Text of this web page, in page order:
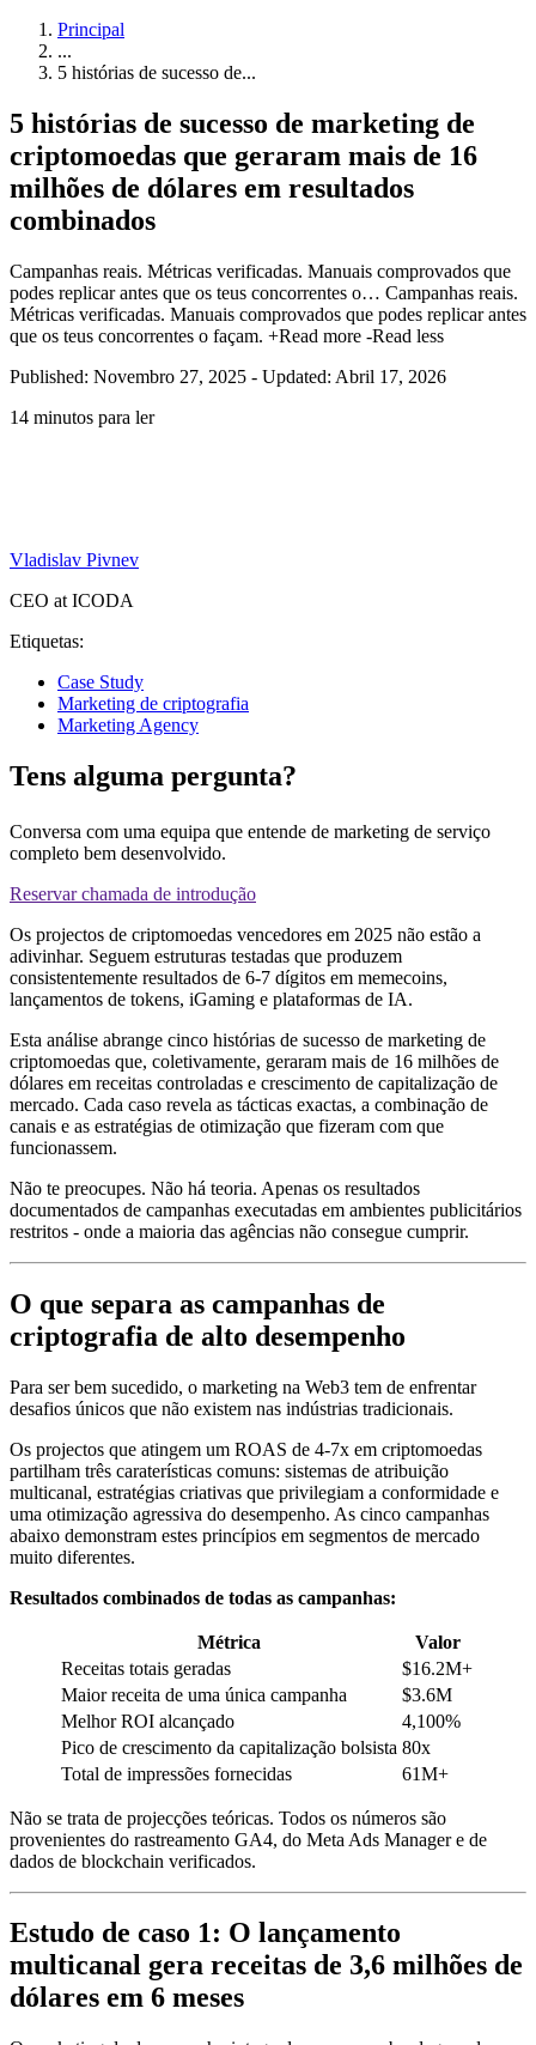
Principal
...
5 histórias de sucesso de...
5 histórias de sucesso de marketing de
criptomoedas que geraram mais de 16
milhões de dólares em resultados
combinados
Campanhas reais. Métricas verificadas. Manuais comprovados que
podes replicar antes que os teus concorrentes o… Campanhas reais.
Métricas verificadas. Manuais comprovados que podes replicar antes
que os teus concorrentes o façam. +Read more -Read less
Published: Novembro 27, 2025 - Updated: Abril 17, 2026
14 minutos para ler
Vladislav Pivnev
CEO at ICODA
Etiquetas:
Case Study
Marketing de criptografia
Marketing Agency
Tens alguma pergunta?
Conversa com uma equipa que entende de marketing de serviço
completo bem desenvolvido.
Reservar chamada de introdução
Os projectos de criptomoedas vencedores em 2025 não estão a
adivinhar. Seguem estruturas testadas que produzem
consistentemente resultados de 6-7 dígitos em memecoins,
lançamentos de tokens, iGaming e plataformas de IA.
Esta análise abrange cinco histórias de sucesso de marketing de
criptomoedas que, coletivamente, geraram mais de 16 milhões de
dólares em receitas controladas e crescimento de capitalização de
mercado. Cada caso revela as tácticas exactas, a combinação de
canais e as estratégias de otimização que fizeram com que
funcionassem.
Não te preocupes. Não há teoria. Apenas os resultados
documentados de campanhas executadas em ambientes publicitários
restritos - onde a maioria das agências não consegue cumprir.
O que separa as campanhas de
criptografia de alto desempenho
Para ser bem sucedido, o marketing na Web3 tem de enfrentar
desafios únicos que não existem nas indústrias tradicionais.
Os projectos que atingem um ROAS de 4-7x em criptomoedas
partilham três caraterísticas comuns: sistemas de atribuição
multicanal, estratégias criativas que privilegiam a conformidade e
uma otimização agressiva do desempenho. As cinco campanhas
abaixo demonstram estes princípios em segmentos de mercado
muito diferentes.
Resultados combinados de todas as campanhas:
Métrica
Valor
Receitas totais geradas
$16.2M+
Maior receita de uma única campanha
$3.6M
Melhor ROI alcançado
4,100%
Pico de crescimento da capitalização bolsista 80x
Total de impressões fornecidas
61M+
Não se trata de projecções teóricas. Todos os números são
provenientes do rastreamento GA4, do Meta Ads Manager e de
dados de blockchain verificados.
Estudo de caso 1: O lançamento
multicanal gera receitas de 3,6 milhões de
dólares em 6 meses